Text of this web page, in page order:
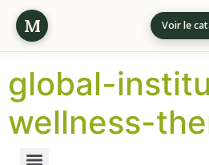
M Voir le
global-
wellness-